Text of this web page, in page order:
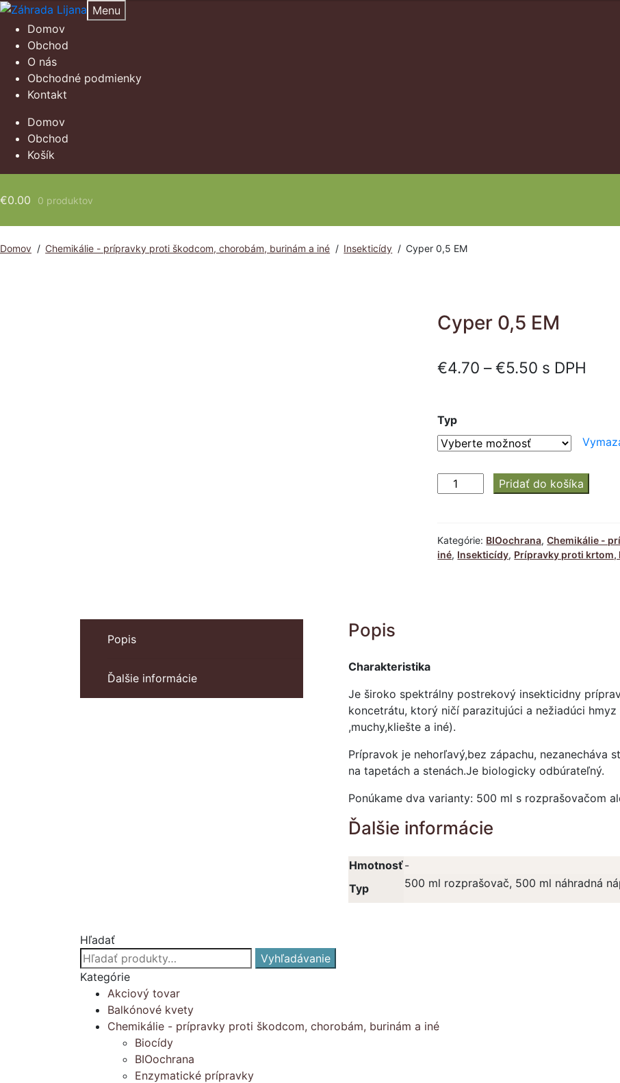
Preskočiť
navigáciu
Preskočiť
obsah
Menu
Domov
Obchod
O nás
Obchodné podmienky
Kontakt
Domov
Obchod
Košík
€0.00 0 produktov
Domov / Chemikálie - prípravky proti škodcom, chorobám, burinám a iné / Insekticídy / Cyper 0,5 EM
Cyper 0,5 EM
€4.70 – €5.50 Price
through
€5.50
s DPH
Typ
množstvo
Cyper
Pridať do košíka
Kategórie: BIOochrana,Chemikálie -
iné, Insekticídy, Prípravky proti krtom,
Popis
Ďalšie informácie
Popis
Charakteristika
Je široko spektrálny postrekový insekticidny
koncetrátu, ktorý ničí parazitujúci a nežiadúci
,muchy,kliešte a iné).
Prípravok je nehorľavý,bez zápachu, nezanecháva
na tapetách a stenách.Je biologicky odbúrateľný.
Ponúkame dva varianty: 500 ml s rozprašovačom
Ďalšie informácie
Hmotnosť-
Typ
500 ml rozprašovač, 500 ml náhradná
Hľadať
Hľadať:
Vyhľadávanie
Kategórie
Akciový tovar
Balkónové kvety
Chemikálie - prípravky proti škodcom, chorobám, burinám a iné
Biocídy
BIOochrana
Enzymatické prípravky